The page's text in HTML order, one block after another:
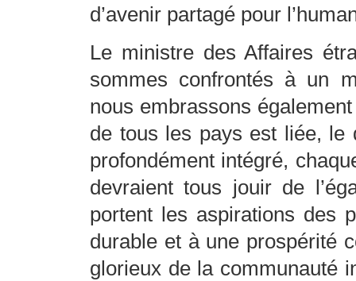
d’avenir partagé pour
Le ministre des Affaires
sommes confrontés à un
nous embrassons
de tous les pays est liée, le
profondément intégré,
devraient tous jouir de
portent les aspirations des
durable et à une prospérité
glorieux de la communauté